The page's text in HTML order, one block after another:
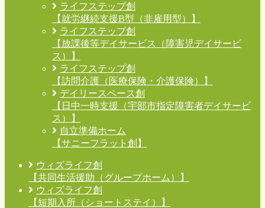
ライフステップ創
【就労継続支援B型（非雇用型）】
ライフステップ創
【放課後等デイサービス（障害児デイサービ
ス）】
ライフステップ創
【訪問介護（医療保険・介護保険）】
デイリースペース創
【日中一時支援（宇部市指定障害者デイサービ
ス）】
自立準備ホーム
【サニーフラット創】
ウィズライフ創
【共同生活援助（グループホーム）】
ウィズライフ創
【短期入所（ショートステイ）】